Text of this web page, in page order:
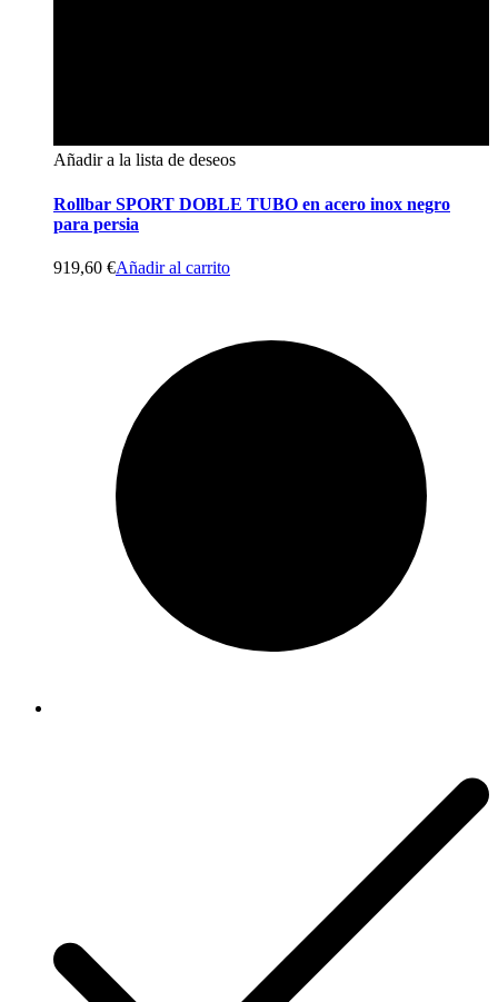
Añadir a la lista de deseos
Rollbar SPORT DOBLE TUBO en acero inox negro
para persia
919,60 €Añadir al carrito